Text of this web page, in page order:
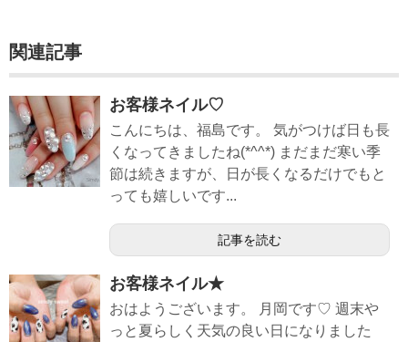
関連記事
お客様ネイル♡
こんにちは、福島です。 気がつけば日も長
くなってきましたね(*^^*) まだまだ寒い季
節は続きますが、日が長くなるだけでもと
っても嬉しいです...
記事を読む
お客様ネイル★
おはようございます。 月岡です♡ 週末や
っと夏らしく天気の良い日になりました